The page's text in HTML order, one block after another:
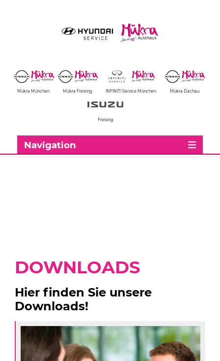
Mükra München Mükra Freising INFINITI Service München Mükra Dachau
Freising
Navigation
DOWNLOADS
Hier finden Sie unsere
Downloads!